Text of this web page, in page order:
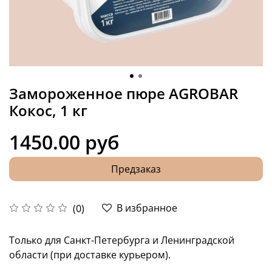
Замороженное пюре АGROBAR
Кокос, 1 кг
(0) В избранное
1450.00 руб
Предзаказ
Только для Санкт-Петербурга и Ленинградской
области (при доставке курьером).